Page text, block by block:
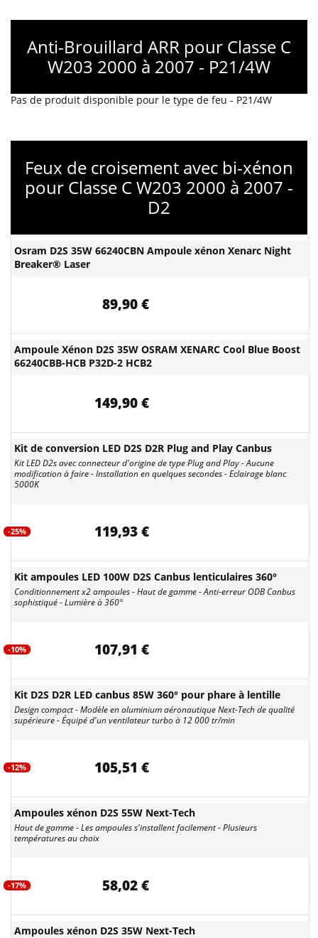
Anti-Brouillard ARR pour Classe C
W203 2000 à 2007 - P21/4W
Pas de produit disponible pour le type de feu - P21/4W
Feux de croisement avec bi-xénon
pour Classe C W203 2000 à 2007 -
D2
Osram D2S 35W 66240CBN Ampoule xénon Xenarc Night
Breaker® Laser
89,90 €
Ampoule Xénon D2S 35W OSRAM XENARC Cool Blue Boost
66240CBB-HCB P32D-2 HCB2
149,90 €
Kit de conversion LED D2S D2R Plug and Play Canbus
Kit LED D2s avec connecteur d'origine de type Plug and Play - Aucune
modification à faire - Installation en quelques secondes - Eclairage blanc
5000K
-25% 119,93 €
Kit ampoules LED 100W D2S Canbus lenticulaires 360°
Conditionnement x2 ampoules - Haut de gamme - Anti-erreur ODB Canbus
sophistiqué - Lumière à 360°
-10% 107,91 €
Kit D2S D2R LED canbus 85W 360° pour phare à lentille
Design compact - Modèle en aluminium aéronautique Next-Tech de qualité
supérieure - Équipé d'un ventilateur turbo à 12 000 tr/min
-12% 105,51 €
Ampoules xénon D2S 55W Next-Tech
Haut de gamme - Les ampoules s'installent facilement - Plusieurs
températures au choix
-17% 58,02 €
Ampoules xénon D2S 35W Next-Tech